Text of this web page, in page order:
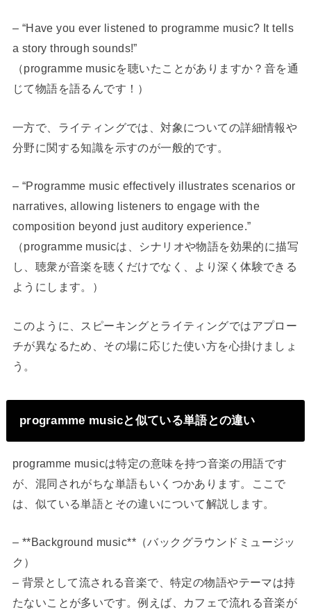
– “Have you ever listened to programme music? It tells
a story through sounds!”
（programme musicを聴いたことがありますか？音を通
じて物語を語るんです！）
一方で、ライティングでは、対象についての詳細情報や
分野に関する知識を示すのが一般的です。
– “Programme music effectively illustrates scenarios or
narratives, allowing listeners to engage with the
composition beyond just auditory experience.”
（programme musicは、シナリオや物語を効果的に描写
し、聴衆が音楽を聴くだけでなく、より深く体験できる
ようにします。）
このように、スピーキングとライティングではアプロー
チが異なるため、その場に応じた使い方を心掛けましょ
う。
programme musicと似ている単語との違い
programme musicは特定の意味を持つ音楽の用語です
が、混同されがちな単語もいくつかあります。ここで
は、似ている単語とその違いについて解説します。
– **Background music**（バックグラウンドミュージッ
ク）
– 背景として流される音楽で、特定の物語やテーマは持
たないことが多いです。例えば、カフェで流れる音楽が